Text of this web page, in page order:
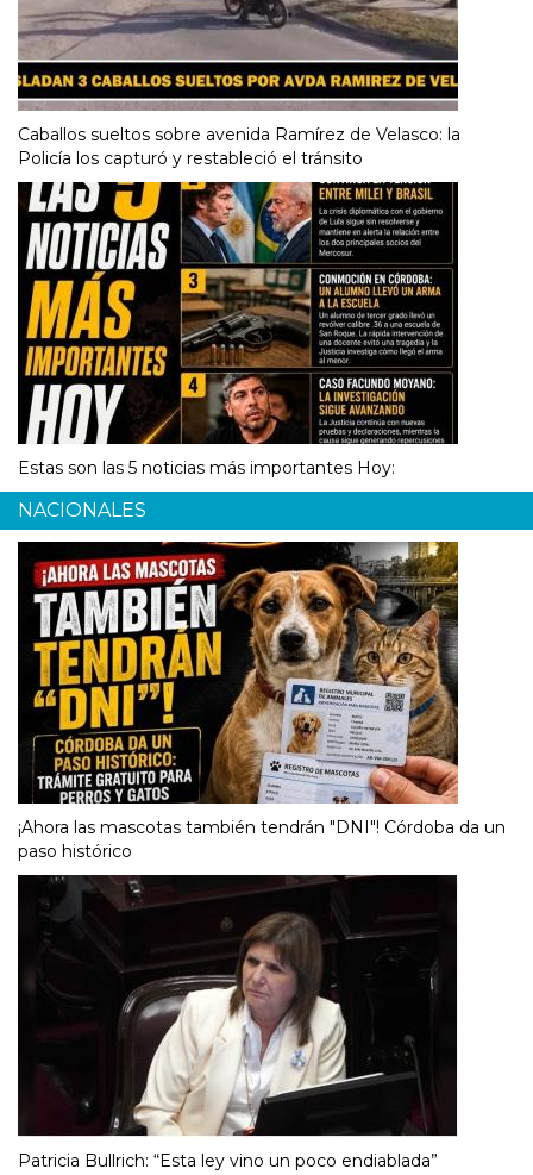
Caballos sueltos sobre avenida Ramírez de Velasco: la
Policía los capturó y restableció el tránsito
Estas son las 5 noticias más importantes Hoy:
NACIONALES
¡Ahora las mascotas también tendrán "DNI"! Córdoba da un
paso histórico
Patricia Bullrich: “Esta ley vino un poco endiablada”